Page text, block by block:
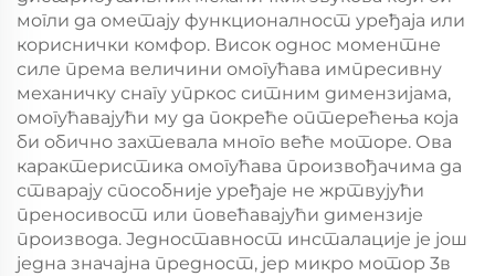
могли да ометају функционалност уређаја или
кориснички комфор. Висок однос моментне
силе према величини омогућава импресивну
механичку снагу упркос ситним димензијама,
омогућавајући му да покреће оптерећења која
би обично захтевала много веће моторе. Ова
карактеристика омогућава произвођачима да
стварају способније уређаје не жртвујући
преносивост или повећавајући димензије
производа. Једноставност инсталације је још
једна значајна предност, јер микро мотор 3в